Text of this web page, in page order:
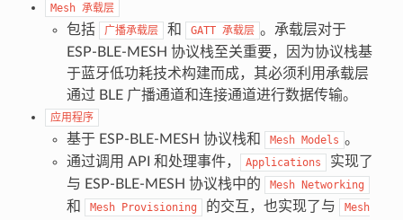
Mesh 承载层
包括 广播承载层 和 GATT 承载层 。承载层对于
ESP-BLE-MESH 协议栈至关重要，因为协议栈基
于蓝牙低功耗技术构建而成，其必须利用承载层
通过 BLE 广播通道和连接通道进行数据传输。
应用程序
基于 ESP-BLE-MESH 协议栈和 Mesh Models 。
通过调用 API 和处理事件，
Applications
实现了
与 ESP-BLE-MESH 协议栈中的
Mesh Networking
和 Mesh Provisioning 的交互，也实现了与
Mesh